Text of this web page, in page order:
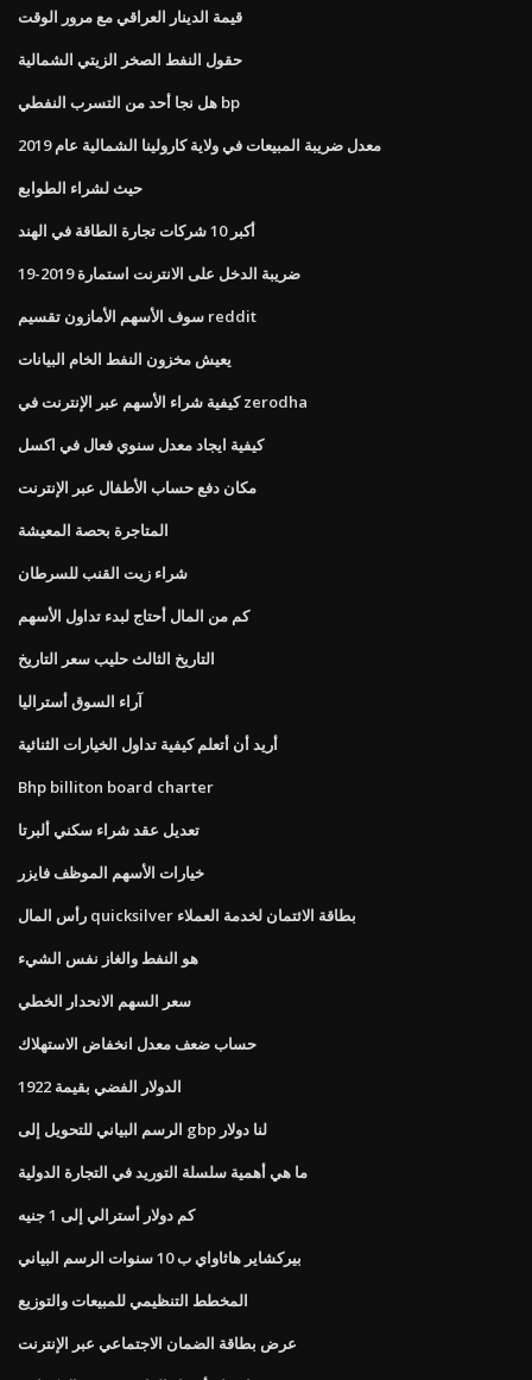
قيمة الدينار العراقي مع مرور الوقت
حقول النفط الصخر الزيتي الشمالية
هل نجا أحد من التسرب النفطي bp
معدل ضريبة المبيعات في ولاية كارولينا الشمالية عام 2019
حيث لشراء الطوابع
أكبر 10 شركات تجارة الطاقة في الهند
ضريبة الدخل على الانترنت استمارة 2019-19
سوف الأسهم الأمازون تقسيم reddit
يعيش مخزون النفط الخام البيانات
كيفية شراء الأسهم عبر الإنترنت في zerodha
كيفية ايجاد معدل سنوي فعال في اكسل
مكان دفع حساب الأطفال عبر الإنترنت
المتاجرة بحصة المعيشة
شراء زيت القنب للسرطان
كم من المال أحتاج لبدء تداول الأسهم
التاريخ الثالث حليب سعر التاريخ
آراء السوق أستراليا
أريد أن أتعلم كيفية تداول الخيارات الثنائية
Bhp billiton board charter
تعديل عقد شراء سكني ألبرتا
خيارات الأسهم الموظف فايزر
رأس المال quicksilver بطاقة الائتمان لخدمة العملاء
هو النفط والغاز نفس الشيء
سعر السهم الانحدار الخطي
حساب ضعف معدل انخفاض الاستهلاك
الدولار الفضي بقيمة 1922
الرسم البياني للتحويل إلى gbp لنا دولار
ما هي أهمية سلسلة التوريد في التجارة الدولية
كم دولار أسترالي إلى 1 جنيه
بيركشاير هاثاواي ب 10 سنوات الرسم البياني
المخطط التنظيمي للمبيعات والتوزيع
عرض بطاقة الضمان الاجتماعي عبر الإنترنت